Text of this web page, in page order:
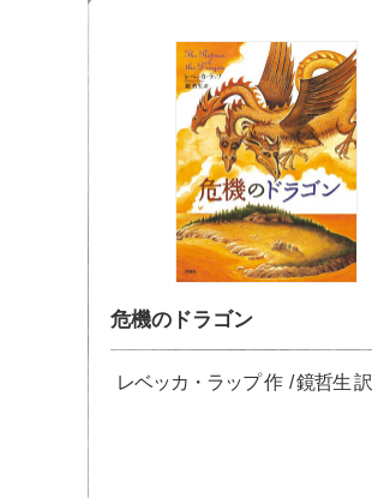
危機のドラゴン
レベッカ・ラップ 作 / 鏡哲生 訳